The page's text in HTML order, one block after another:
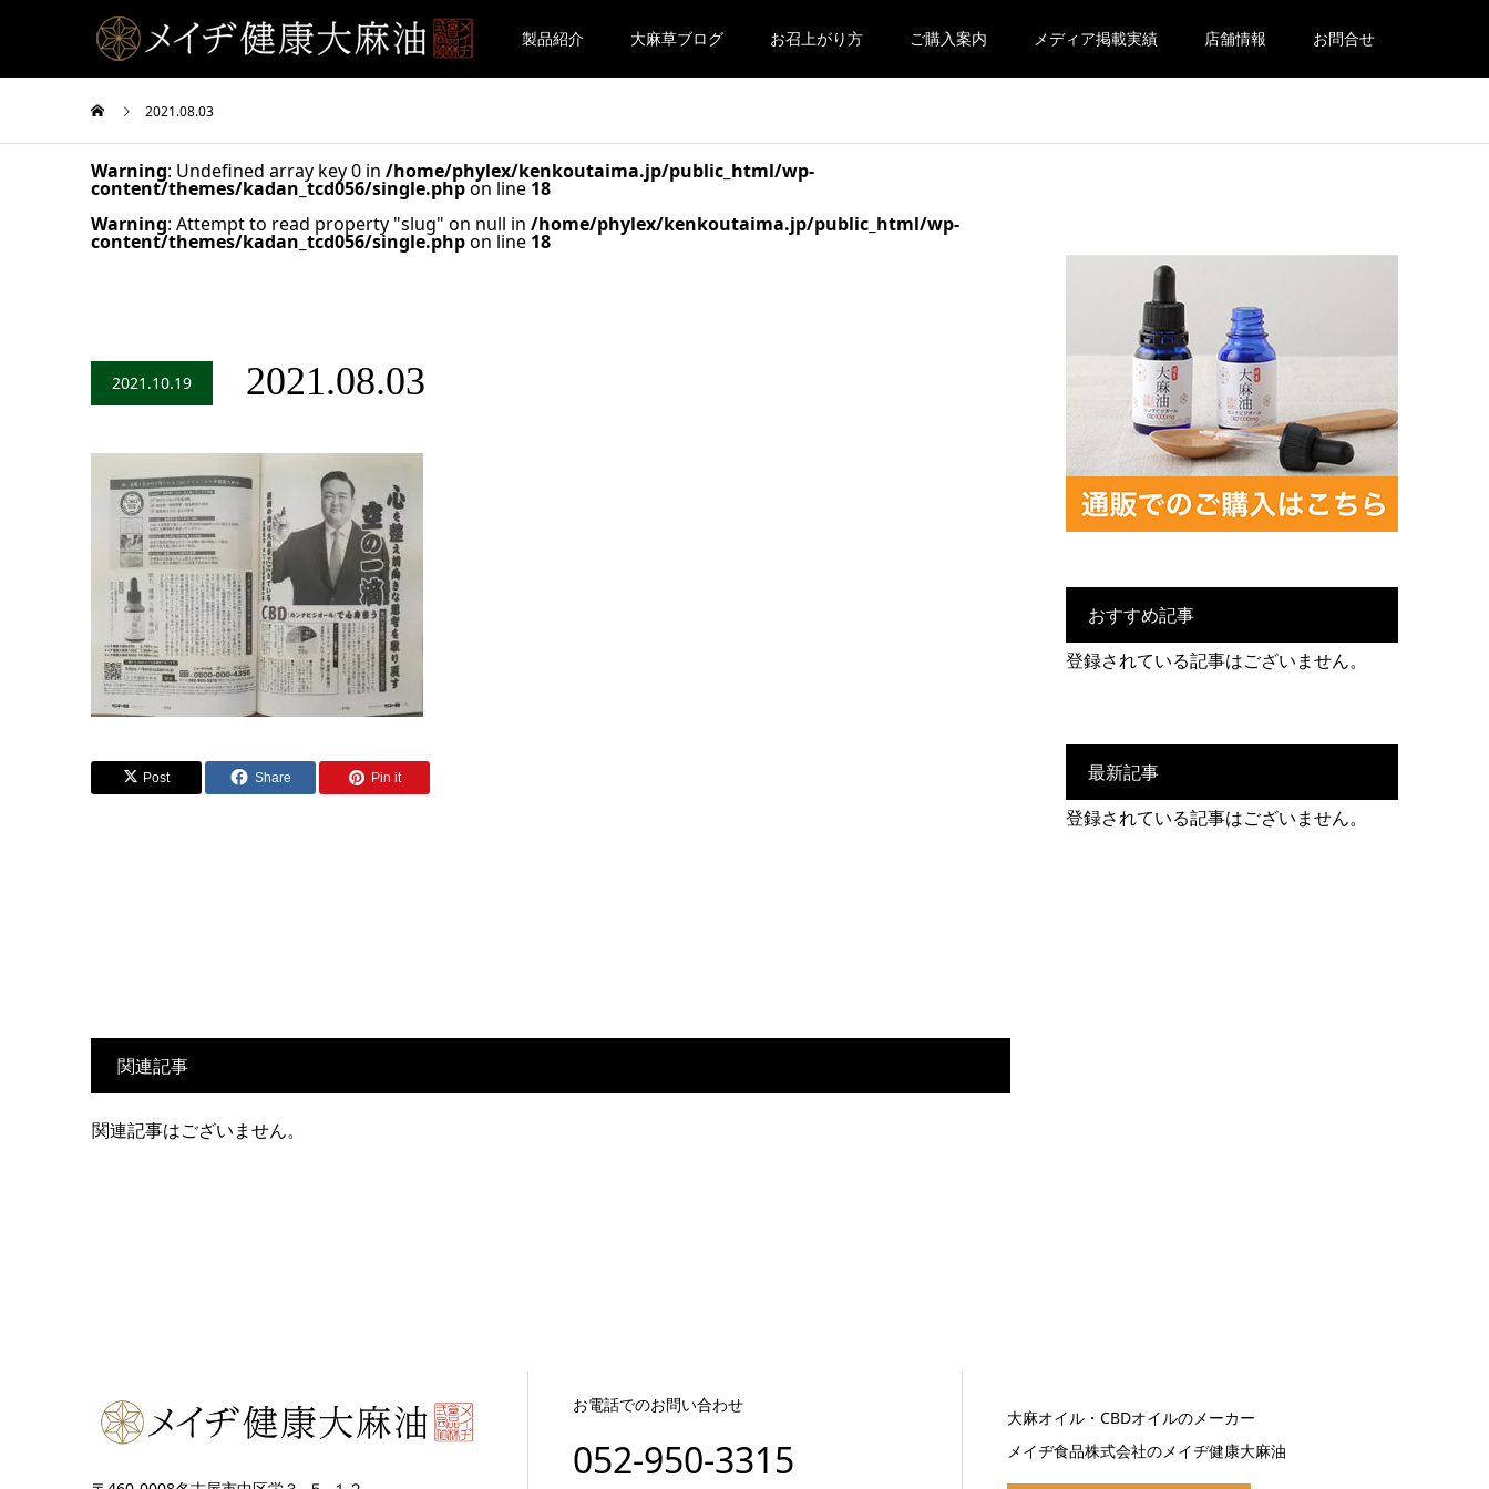
製品紹介 大麻草ブログ お召上がり方 ご購入案内 メディア掲載実績 店舗情報 お問合せ
2021.08.03
Warning: Undefined array key 0 in /home/phylex/kenkoutaima.jp/public_html/wp-
content/themes/kadan_tcd056/single.phpon line 18
Warning: Attempt to read property "slug" on null in /home/phylex/kenkoutaima.jp/public_html/wp-
content/themes/kadan_tcd056/single.phpon line 18
2021.10.19 2021.08.03
Post Share Pin it
関連記事
関連記事はございません。
おすすめ記事
登録されている記事はございません。
最新記事
登録されている記事はございません。
お電話でのお問い合わせ
052-950-3315
大麻オイル・CBDオイルのメーカー
メイヂ食品株式会社のメイヂ健康大麻油